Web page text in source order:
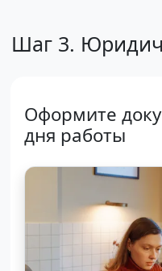
Шаг 3.
Оформите
дня работы